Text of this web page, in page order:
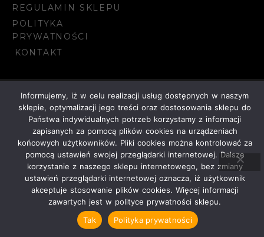
REGULAMIN SKLEPU
POLITYKA
PRYWATNOŚCI
KONTAKT
© 2023 NAVDESIGN
ANGIELSKI POLSKI
Informujemy, iż w celu realizacji usług dostępnych w naszym
sklepie, optymalizacji jego treści oraz dostosowania sklepu do
Państwa indywidualnych potrzeb korzystamy z informacji
zapisanych za pomocą plików cookies na urządzeniach
końcowych użytkowników. Pliki cookies można kontrolować za
pomocą ustawień swojej przeglądarki internetowej. Dalsze
korzystanie z naszego sklepu internetowego, bez zmiany
ustawień przeglądarki internetowej oznacza, iż użytkownik
akceptuje stosowanie plików cookies. Więcej informacji
zawartych jest w polityce prywatności sklepu.
Tak
Polityka prywatności